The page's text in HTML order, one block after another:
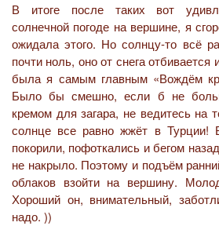
В итоге после таких вот
солнечной погоде на вершине, я
ожидала этого. Но солнцу-то всё
почти ноль, оно от снега
была я самым главным «Вождём
Было бы смешно, если б не
кремом для загара, не ведитесь на
солнце все равно жжёт в
покорили, пофоткались и бегом
не накрыло. Поэтому и подъём
облаков взойти на вершину.
Хороший он, внимательный,
надо. ))